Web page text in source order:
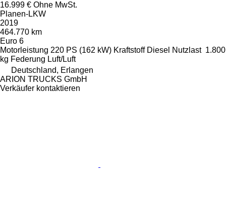
16.999 € Ohne MwSt.
Planen-LKW
2019
464.770 km
Euro 6
Motorleistung 220 PS (162 kW) Kraftstoff Diesel Nutzlast 1.800
kg Federung Luft/Luft
Deutschland, Erlangen
ARION TRUCKS GmbH
Verkäufer kontaktieren